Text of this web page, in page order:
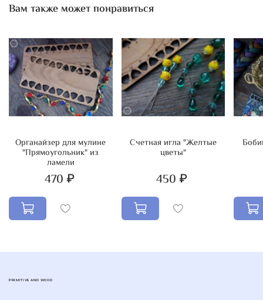
Вам также может понравиться
Органайзер для мулине
"Прямоугольник" из
ламели
470 ₽
Счетная игла "Желтые
цветы"
450 ₽
PRIMITIVE AND WOOD